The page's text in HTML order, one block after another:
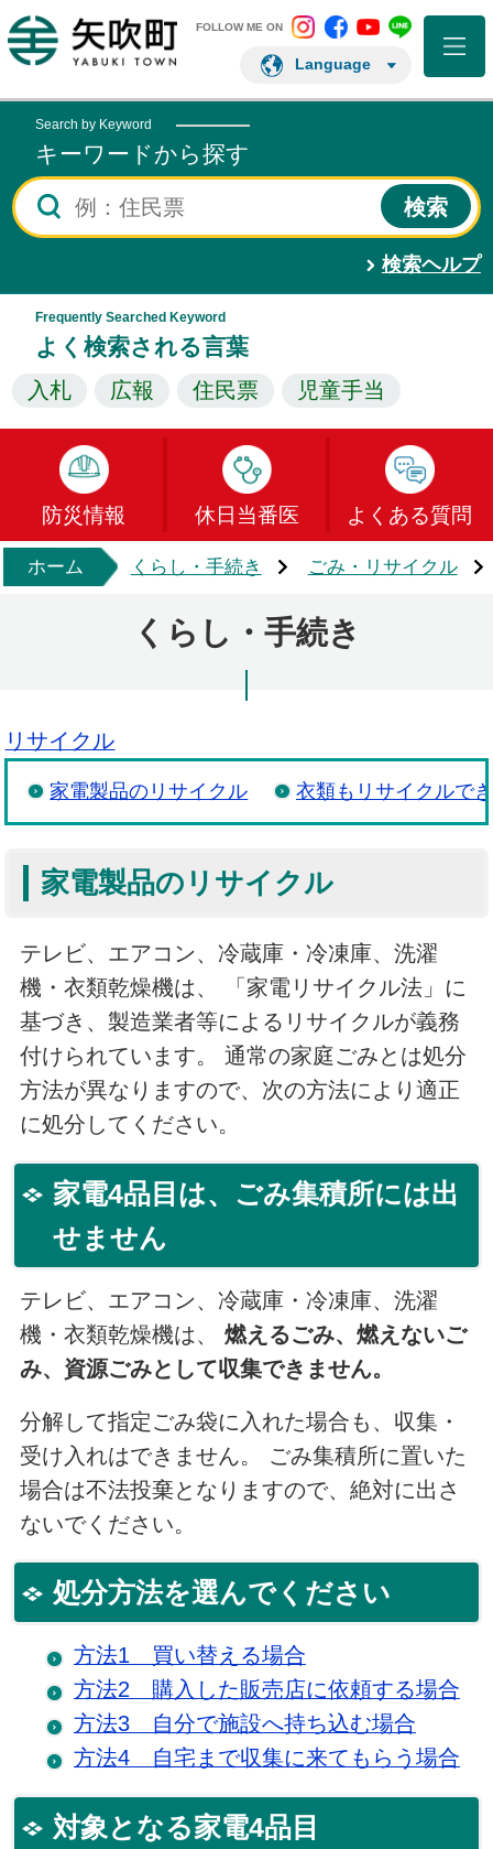
矢吹町ホームページ
FOLLOW ME ON 矢吹町 Instagram
矢吹町矢吹町矢吹町
Language
Search by Keyword
キーワードから探す
検索ヘルプ
Frequently Searched Keyword
よく検索される言葉
入札 広報 住民票 児童手当
防災情報 休日当番医 よくある質問
ホーム くらし・手続き ごみ・リサイクル
くらし・手続き
リサイクル
家電製品のリサイクル 衣類もリサイクルで
家電製品のリサイクル
テレビ、エアコン、冷蔵庫・冷凍庫、洗濯
機・衣類乾燥機は、 「家電リサイクル法」に
基づき、製造業者等によるリサイクルが義務
付けられています。 通常の家庭ごみとは処分
方法が異なりますので、次の方法により適正
に処分してください。
家電4品目は、ごみ集積所には出
せません
テレビ、エアコン、冷蔵庫・冷凍庫、洗濯
機・衣類乾燥機は、 燃えるごみ、燃えないご
み、資源ごみとして収集できません。
分解して指定ごみ袋に入れた場合も、収集・
受け入れはできません。 ごみ集積所に置いた
場合は不法投棄となりますので、絶対に出さ
ないでください。
処分方法を選んでください
方法1 買い替える場合
方法2 購入した販売店に依頼する場合
方法3 自分で施設へ持ち込む場合
方法4 自宅まで収集に来てもらう場合
対象となる家電4品目